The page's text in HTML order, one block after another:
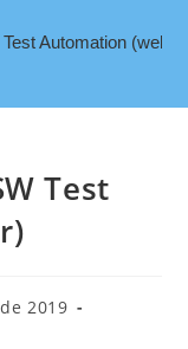
Automation
Test
2019